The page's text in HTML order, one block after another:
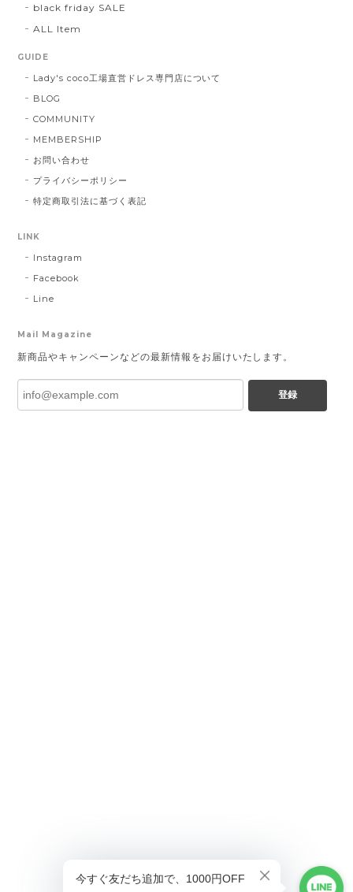
black friday SALE
ALL Item
GUIDE
Lady's coco工場直営ドレス専門店について
BLOG
COMMUNITY
MEMBERSHIP
お問い合わせ
プライバシーポリシー
特定商取引法に基づく表記
LINK
Instagram
Facebook
Line
Mail Magazine
新商品やキャンペーンなどの最新情報をお届けいたします。
登録